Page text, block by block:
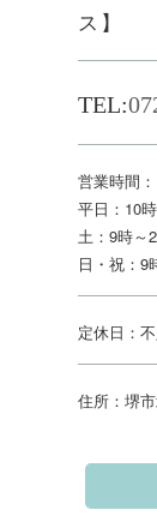
ス】
TEL:
営業時間：
平日：10
土：9時～
日・祝：9
定休日：
住所：堺